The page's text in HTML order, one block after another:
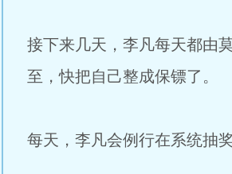
接下来几天，李凡每天都由
至，快把自己整成保镖了。
每天，李凡会例行在系统抽